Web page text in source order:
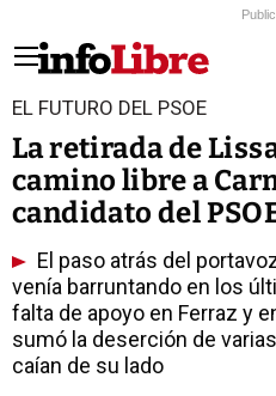
EL FUTURO DEL PSOE
La retirada de
camino libre a
candidato del
El paso atrás del
venía barruntando en los
falta de apoyo en Ferraz y
sumó la deserción de
caían de su lado